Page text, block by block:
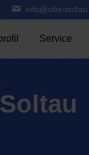
info@obs-
Service